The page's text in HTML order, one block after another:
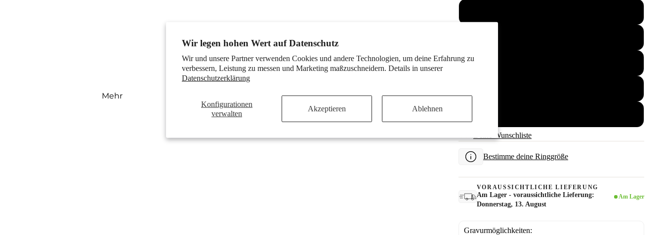
Wir legen hohen Wert auf Datenschutz
Wir und unsere Partner verwenden Cookies und andere Technologien, um deine Erfahrung zu
verbessern, Leistung zu messen und Marketing maßzuschneidern. Details in unserer
Datenschutzerklärung
Konfigurationen
verwalten
Akzeptieren Ablehnen
Mehr
Deine Wunschliste
Bestimme deine Ringgröße
VORAUSSICHTLICHE LIEFERUNG
Am Lager - voraussichtliche Lieferung:
Donnerstag, 13. August
Am Lager
Gravurmöglichkeiten: